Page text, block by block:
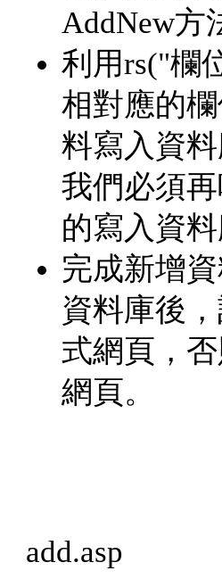
AddNew方
利用rs("欄
相對應的
料寫入資
我們必須
的寫入資
完成新增
資料庫後
式網頁，
網頁。
add.asp